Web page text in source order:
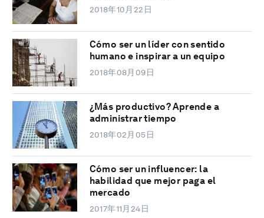
2018年10月22日
Cómo ser un líder con sentido
humano e inspirar a un equipo
2018年08月09日
¿Más productivo? Aprende a
administrar tiempo
2018年02月05日
Cómo ser un influencer: la
habilidad que mejor paga el
mercado
2017年11月24日